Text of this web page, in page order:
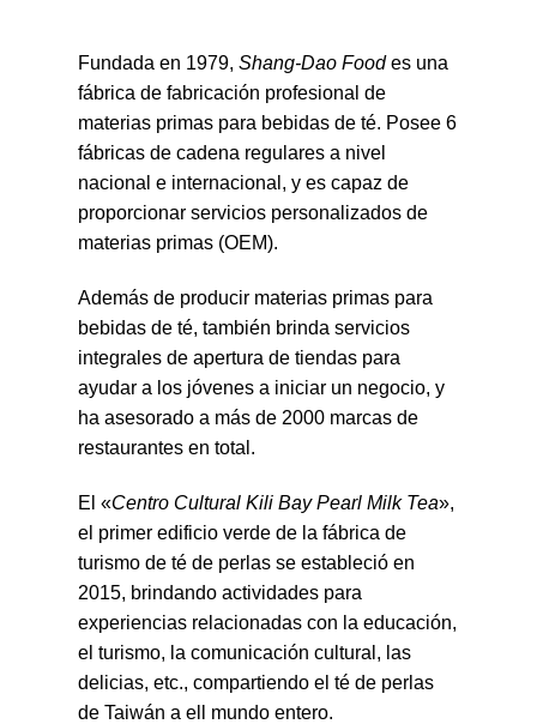
Fundada en 1979, Shang-Dao Foodes una
fábrica de fabricación profesional de
materias primas para bebidas de té. Posee 6
fábricas de cadena regulares a nivel
nacional e internacional, y es capaz de
proporcionar servicios personalizados de
materias primas (OEM).
Además de producir materias primas para
bebidas de té, también brinda servicios
integrales de apertura de tiendas para
ayudar a los jóvenes a iniciar un negocio, y
ha asesorado a más de 2000 marcas de
restaurantes en total.
El «Centro Cultural Kili Bay Pearl Milk Tea»,
el primer edificio verde de la fábrica de
turismo de té de perlas se estableció en
2015, brindando actividades para
experiencias relacionadas con la educación,
el turismo, la comunicación cultural, las
delicias, etc., compartiendo el té de perlas
de Taiwán a ell mundo entero.